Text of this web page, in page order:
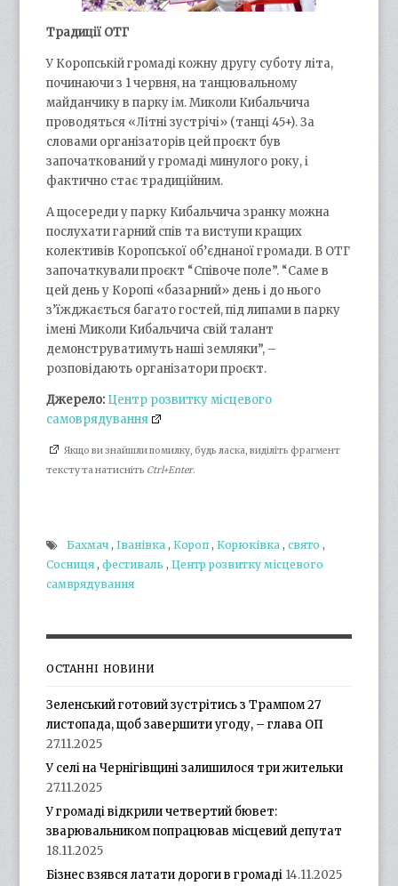
Традиції ОТГ
У Коропській громаді кожну другу суботу літа,
починаючи з 1 червня, на танцювальному
майданчику в парку ім. Миколи Кибальчича
проводяться «Літні зустрічі» (танці 45+). За
словами організаторів цей проєкт був
започаткований у громаді минулого року, і
фактично стає традиційним.
А щосереди у парку Кибальчича зранку можна
послухати гарний спів та виступи кращих
колективів Коропської об’єднаної громади. В ОТГ
започаткували проєкт “Співоче поле”. “Саме в
цей день у Коропі «базарний» день і до нього
з’їжджається багато гостей, під липами в парку
імені Миколи Кибальчича свій талант
демонструватимуть наші земляки”, –
розповідають організатори проєкт.
Джерело: Центр розвитку місцевого
самоврядування
Якщо ви знайшли помилку, будь ласка, виділіть фрагмент
тексту та натисніть Ctrl+Enter.
Бахмач ,Іванівка ,Короп ,Корюківка ,свято ,
Сосниця ,фестиваль ,Центр розвитку місцевого
самврядування
ОСТАННІ НОВИНИ
Зеленський готовий зустрітись з Трампом 27
листопада, щоб завершити угоду, – глава ОП
27.11.2025
У селі на Чернігівщині залишилося три жительки
27.11.2025
У громаді відкрили четвертий бювет:
зварювальником попрацював місцевий депутат
18.11.2025
Бізнес взявся латати дороги в громаді 14.11.2025